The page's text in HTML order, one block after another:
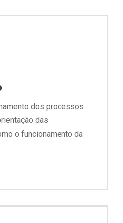
dos processos
das
o funcionamento da